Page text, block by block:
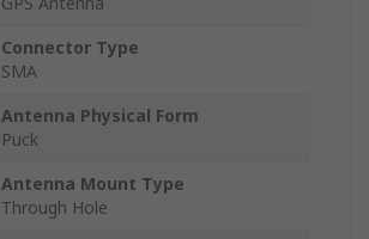
Connector Type
SMA
Antenna Physical Form
Puck
Antenna Mount Type
Through Hole